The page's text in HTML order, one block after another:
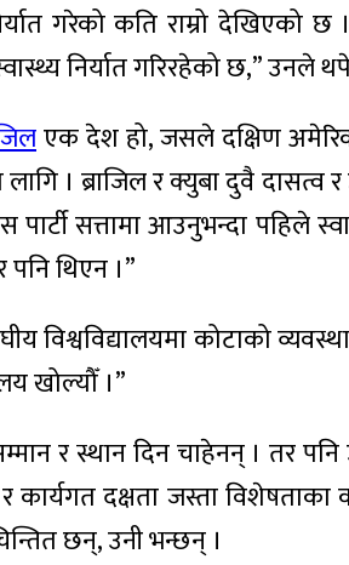
गरेको कति राम्रो देखिएको छ
निर्यात गरिरहेको छ,” उनले
एक देश हो, जसले दक्षिण
। ब्राजिल र क्युबा दुवै
सत्तामा आउनुभन्दा पहिले
पनि थिएन ।”
विश्वविद्यालयमा कोटाको
खोल्यौँ ।”
र स्थान दिन चाहेनन् । तर
दक्षता जस्ता
छन्, उनी भन्छन् ।